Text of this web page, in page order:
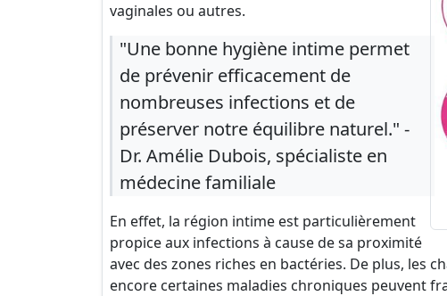
vaginales ou autres.
"Une bonne hygiène intime permet
de prévenir efficacement de
nombreuses infections et de
préserver notre équilibre naturel." -
Dr. Amélie Dubois, spécialiste en
médecine familiale
En effet, la région intime est particulièrement
propice aux infections à cause de sa proximité
avec des zones riches en bactéries. De plus, les
encore certaines maladies chroniques peuvent